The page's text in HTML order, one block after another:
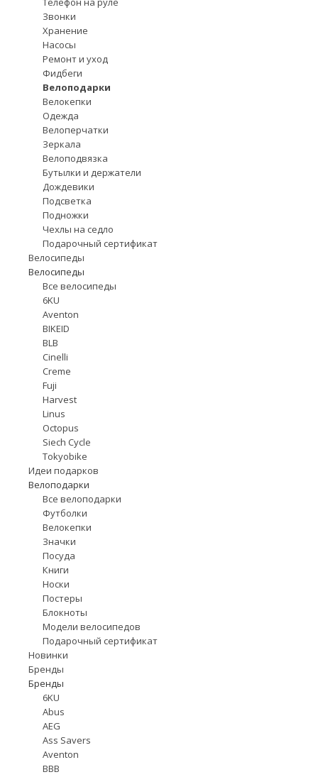
Звонки
Хранение
Насосы
Ремонт и уход
Фидбеги
Велоподарки
Велокепки
Одежда
Велоперчатки
Зеркала
Велоподвязка
Бутылки и держатели
Дождевики
Подсветка
Подножки
Чехлы на седло
Подарочный сертификат
Велосипеды
Велосипеды
Все велосипеды
6KU
Aventon
BIKEID
BLB
Cinelli
Creme
Fuji
Harvest
Linus
Octopus
Siech Cycle
Tokyobike
Идеи подарков
Велоподарки
Все велоподарки
Футболки
Велокепки
Значки
Посуда
Книги
Носки
Постеры
Блокноты
Модели велосипедов
Подарочный сертификат
Новинки
Бренды
Бренды
6KU
Abus
AEG
Ass Savers
Aventon
BBB